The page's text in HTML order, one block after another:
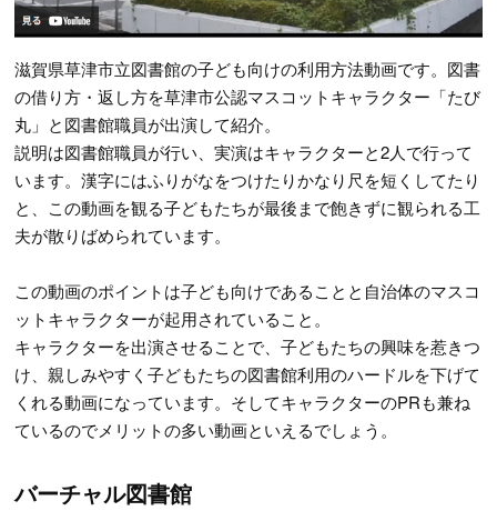
滋賀県草津市立図書館の子ども向けの利用方法動画です。図書
の借り方・返し方を草津市公認マスコットキャラクター「たび
丸」と図書館職員が出演して紹介。
説明は図書館職員が行い、実演はキャラクターと2人で行って
います。漢字にはふりがなをつけたりかなり尺を短くしてたり
と、この動画を観る子どもたちが最後まで飽きずに観られる工
夫が散りばめられています。
この動画のポイントは子ども向けであることと自治体のマスコ
ットキャラクターが起用されていること。
キャラクターを出演させることで、子どもたちの興味を惹きつ
け、親しみやすく子どもたちの図書館利用のハードルを下げて
くれる動画になっています。そしてキャラクターのPRも兼ね
ているのでメリットの多い動画といえるでしょう。
バーチャル図書館